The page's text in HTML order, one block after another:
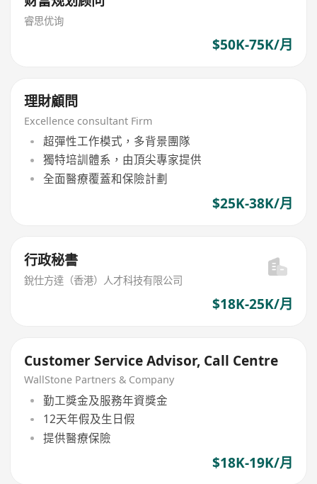
睿思优询
$50K-75K/月
理財顧問
Excellence consultant Firm
超彈性工作模式，多背景團隊
獨特培訓體系，由頂尖專家提供
全面醫療覆蓋和保險計劃
$25K-38K/月
行政秘書
銳仕方達（香港）人才科技有限公司
$18K-25K/月
Customer Service Advisor, Call Centre
WallStone Partners & Company
勤工獎金及服務年資獎金
12天年假及生日假
提供醫療保險
$18K-19K/月